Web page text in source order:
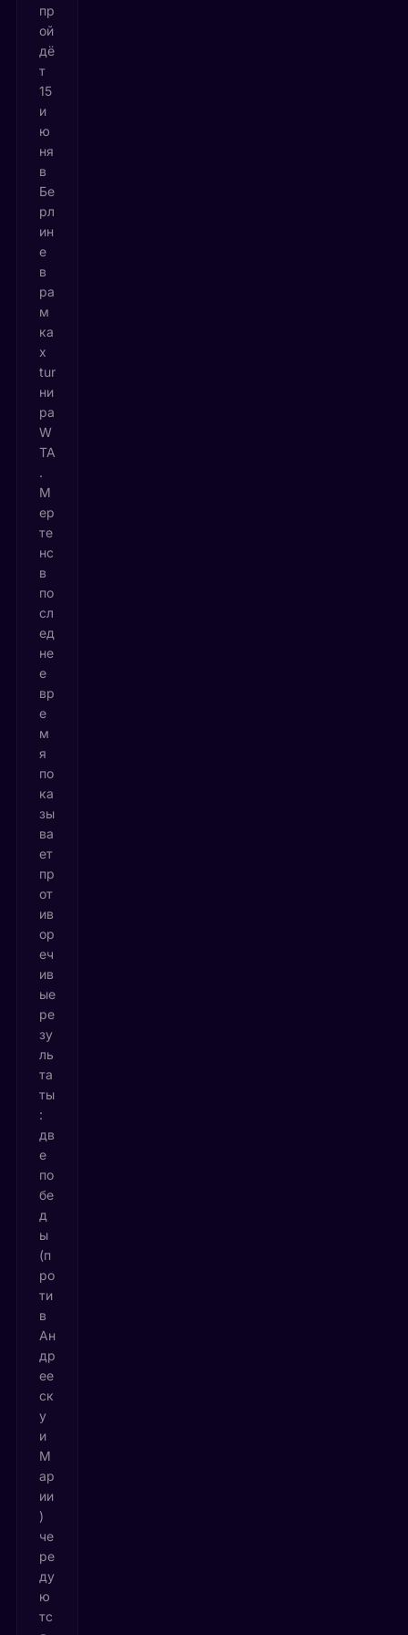
пр
ой
дё
т
15
и
ю
ня
в
Бе
рл
ин
е
в
ра
м
ка
х
tur
ни
ра
W
TA
.
М
ер
те
нс
в
по
сл
ед
не
е
вр
е
м
я
по
ка
зы
ва
ет
пр
от
ив
ор
еч
ив
ые
ре
зу
ль
та
ты
:
дв
е
по
бе
д
ы
(п
ро
ти
в
Ан
др
ее
ск
у
и
М
ар
ии
)
че
ре
ду
ю
тс